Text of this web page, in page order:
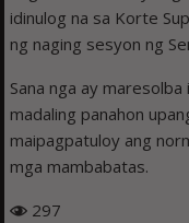
idinulog na sa Korte
ng naging sesyon ng
Sana nga ay
madaling panahon
maipagpatuloy ang
mga mambabatas.
297